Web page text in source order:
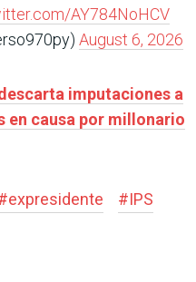
AY784NoHCV
August 6, 2026
imputaciones a
en causa por millonario
expresidente #IPS